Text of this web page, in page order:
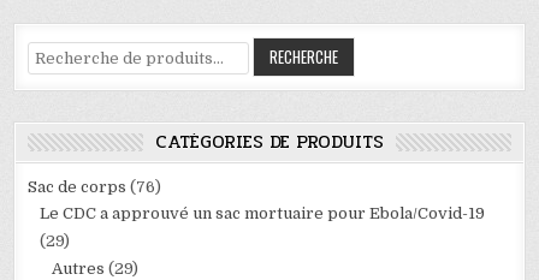
Recherche
pour :
RECHERCHE
CATÉGORIES DE PRODUITS
Sac de corps (76)
Le CDC a approuvé un sac mortuaire pour Ebola/Covid-19
(29)
Autres (29)